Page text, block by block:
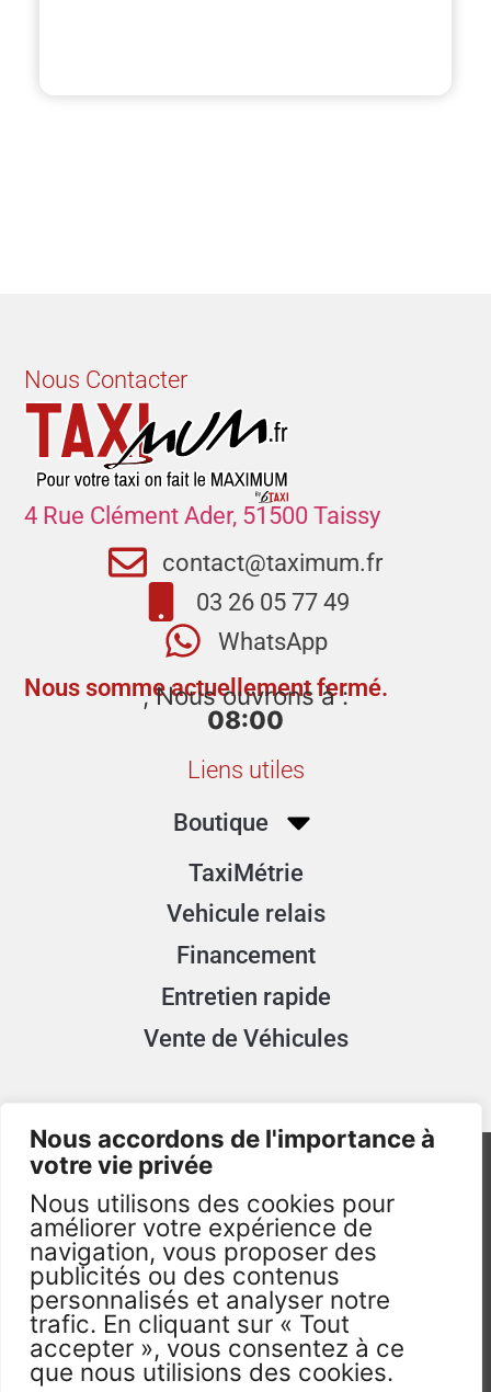
Nous accordons de l'importance à
votre vie privée
Nous utilisons des cookies pour
améliorer votre expérience de
navigation, vous proposer des
publicités ou des contenus
personnalisés et analyser notre
trafic. En cliquant sur « Tout
accepter », vous consentez à ce
que nous utilisions des cookies.
Nous Contacter
4 Rue Clément Ader, 51500 Taissy
contact@taximum.fr
03 26 05 77 49
WhatsApp
Nous somme actuellement fermé.
, Nous ouvrons à :
08:00
Liens utiles
Boutique
TaxiMétrie
Vehicule relais
Financement
Entretien rapide
Vente de Véhicules
TAXImum.fr - 2026 - Visuels non Contractuels -
Tous droits réservés. ©